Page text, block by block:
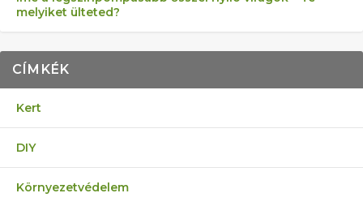
melyiket ülteted?
CÍMKÉK
Kert
DIY
Környezetvédelem